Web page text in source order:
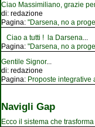
Ciao Massimiliano, grazie per
di: redazione
Pagina: "Darsena, no a
Ciao a tutti ! la Darsena...
Pagina: "Darsena, no a
Gentile Signor...
di: redazione
Pagina: Proposte integrative
Navigli Gap
Ecco il sistema che